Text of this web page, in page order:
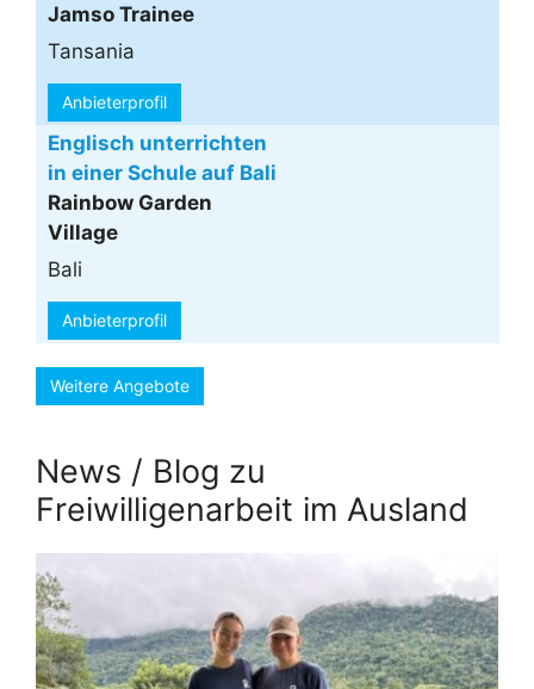
Jamso Trainee
Tansania
Anbieterprofil
Englisch unterrichten
in einer Schule auf Bali
Rainbow Garden
Village
Bali
Anbieterprofil
Weitere Angebote
News / Blog zu
Freiwilligenarbeit im Ausland